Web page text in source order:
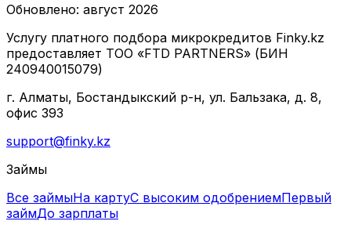
Обновлено: август 2026
Услугу платного подбора микрокредитов Finky.kz
предоставляет ТОО «FTD PARTNERS» (БИН
240940015079)
г. Алматы, Бостандыкский р-н, ул. Бальзака, д. 8,
офис 393
support@finky.kz
Займы
Все займыНа картуС высоким одобрениемПервый
займДо зарплаты